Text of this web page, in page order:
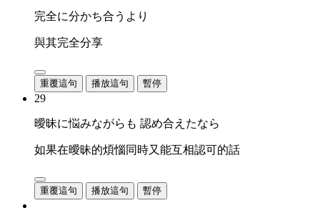
完全に分かち合うより
與其完全分享
重覆這句 播放這句 暫停
29
曖昧に悩みながらも 認め合えたなら
如果在曖昧的煩惱同時又能互相認可的話
重覆這句 播放這句 暫停